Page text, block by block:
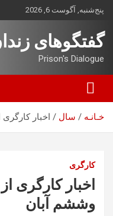
محتوا
بروید
پنج‌شنبه, آگوست 6, 2026
گفتگوهای
Prison's Dialogue
خـانـه سال اخبار
کارگری
اخبار کارگری
وششم آبان